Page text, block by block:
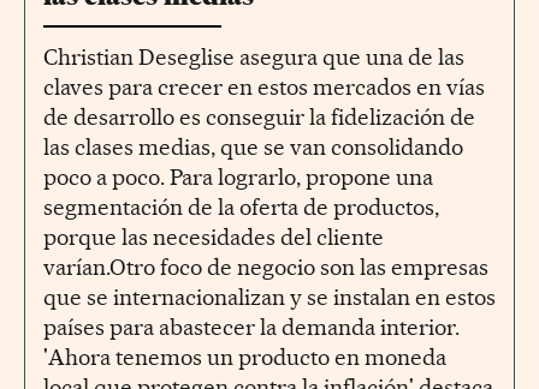
Christian Deseglise asegura que una de las
claves para crecer en estos mercados en vías
de desarrollo es conseguir la fidelización de
las clases medias, que se van consolidando
poco a poco. Para lograrlo, propone una
segmentación de la oferta de productos,
porque las necesidades del cliente
varían.Otro foco de negocio son las empresas
que se internacionalizan y se instalan en estos
países para abastecer la demanda interior.
'Ahora tenemos un producto en moneda